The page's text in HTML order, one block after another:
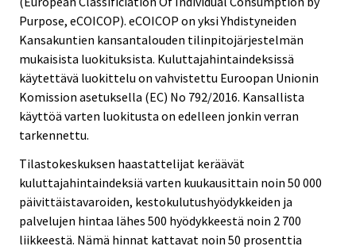
Purpose, eCOICOP). eCOICOP on yksi Yhdistyneiden
Kansakuntien kansantalouden tilinpitojärjestelmän
mukaisista luokituksista. Kuluttajahintaindeksissä
käytettävä luokittelu on vahvistettu Euroopan Unionin
Komission asetuksella (EC) No 792/2016. Kansallista
käyttöä varten luokitusta on edelleen jonkin verran
tarkennettu.
Tilastokeskuksen haastattelijat keräävät
kuluttajahintaindeksiä varten kuukausittain noin 50 000
päivittäistavaroiden, kestokulutushyödykkeiden ja
palvelujen hintaa lähes 500 hyödykkeestä noin 2 700
liikkeestä. Nämä hinnat kattavat noin 50 prosenttia